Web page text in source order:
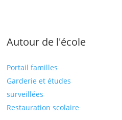
Autour de l'école
Portail familles
Garderie et études
surveillées
Restauration scolaire